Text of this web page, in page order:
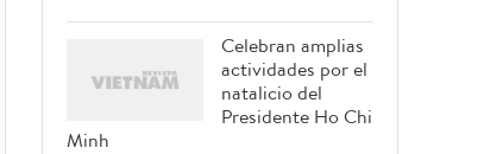
Celebran amplias
actividades por el
natalicio del
Presidente Ho Chi
Minh